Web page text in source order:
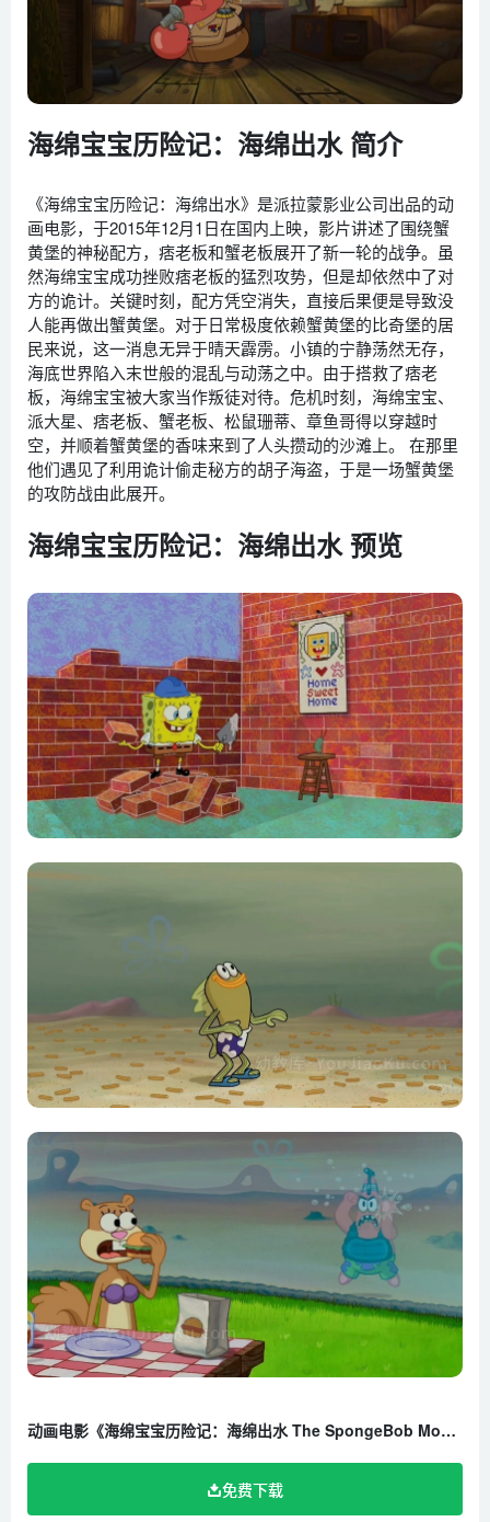
海绵宝宝历险记：海绵出水 简介
《海绵宝宝历险记：海绵出水》是派拉蒙影业公司出品的动
画电影，于2015年12月1日在国内上映，影片讲述了围绕蟹
黄堡的神秘配方，痞老板和蟹老板展开了新一轮的战争。虽
然海绵宝宝成功挫败痞老板的猛烈攻势，但是却依然中了对
方的诡计。关键时刻，配方凭空消失，直接后果便是导致没
人能再做出蟹黄堡。对于日常极度依赖蟹黄堡的比奇堡的居
民来说，这一消息无异于晴天霹雳。小镇的宁静荡然无存，
海底世界陷入末世般的混乱与动荡之中。由于搭救了痞老
板，海绵宝宝被大家当作叛徒对待。危机时刻，海绵宝宝、
派大星、痞老板、蟹老板、松鼠珊蒂、章鱼哥得以穿越时
空，并顺着蟹黄堡的香味来到了人头攒动的沙滩上。 在那里
他们遇见了利用诡计偷走秘方的胡子海盗，于是一场蟹黄堡
的攻防战由此展开。
海绵宝宝历险记：海绵出水 预览
动画电影《海绵宝宝历险记：海绵出水 The SpongeBob Movie：Sponge Out of Water》全1集 国语版 1080P/MP4/1.63G 百度云网盘下载
免费下载